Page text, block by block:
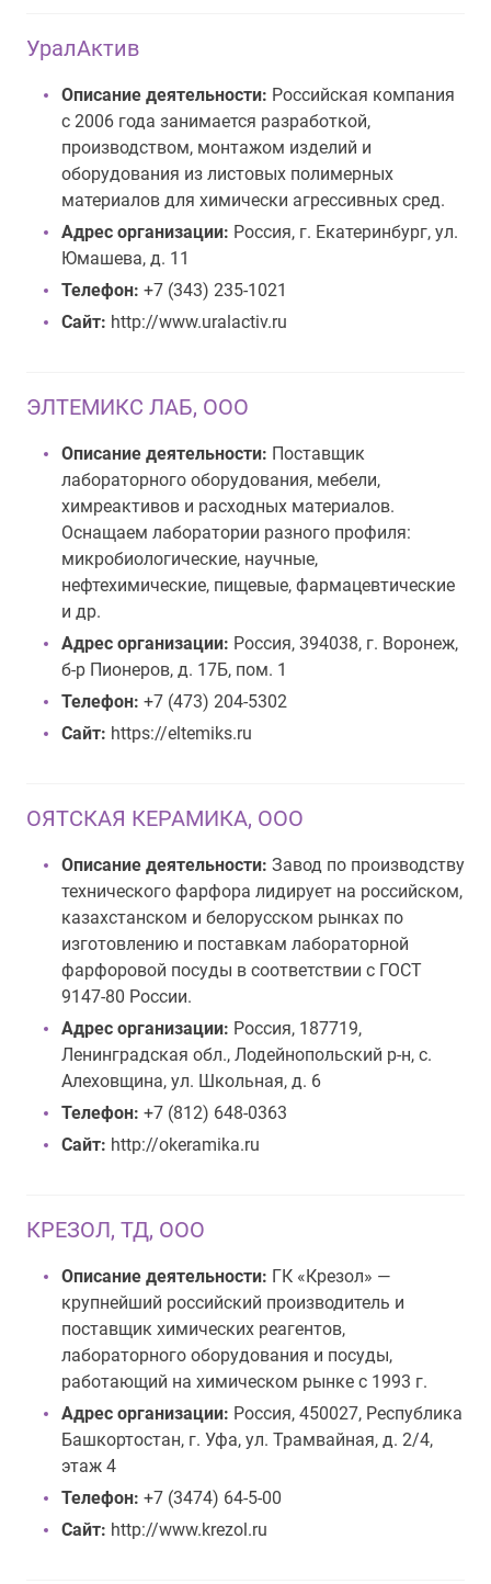
УралАктив
Описание деятельности: Российская компания
с 2006 года занимается разработкой,
производством, монтажом изделий и
оборудования из листовых полимерных
материалов для химически агрессивных сред.
Адрес организации: Россия, г. Екатеринбург, ул.
Юмашева, д. 11
Телефон: +7 (343) 235-1021
Сайт: http://www.uralactiv.ru
ЭЛТЕМИКС ЛАБ, ООО
Описание деятельности: Поставщик
лабораторного оборудования, мебели,
химреактивов и расходных материалов.
Оснащаем лаборатории разного профиля:
микробиологические, научные,
нефтехимические, пищевые, фармацевтические
и др.
Адрес организации: Россия, 394038, г. Воронеж,
б-р Пионеров, д. 17Б, пом. 1
Телефон: +7 (473) 204-5302
Сайт: https://eltemiks.ru
ОЯТСКАЯ КЕРАМИКА, ООО
Описание деятельности: Завод по производству
технического фарфора лидирует на российском,
казахстанском и белорусском рынках по
изготовлению и поставкам лабораторной
фарфоровой посуды в соответствии с ГОСТ
9147-80 России.
Адрес организации: Россия, 187719,
Ленинградская обл., Лодейнопольский р-н, с.
Алеховщина, ул. Школьная, д. 6
Телефон: +7 (812) 648-0363
Сайт: http://okeramika.ru
КРЕЗОЛ, ТД, ООО
Описание деятельности: ГК «Крезол» —
крупнейший российский производитель и
поставщик химических реагентов,
лабораторного оборудования и посуды,
работающий на химическом рынке с 1993 г.
Адрес организации: Россия, 450027, Республика
Башкортостан, г. Уфа, ул. Трамвайная, д. 2/4,
этаж 4
Телефон: +7 (3474) 64-5-00
Сайт: http://www.krezol.ru